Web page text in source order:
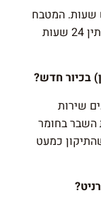
שעות. המטבח
נשאר נקי ומסודר בסיום העבודה. יש להמתין 24 שעות
שירות
השבר בחומר
כמעט